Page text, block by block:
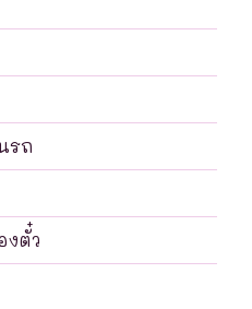
รถ
งตั๋ว